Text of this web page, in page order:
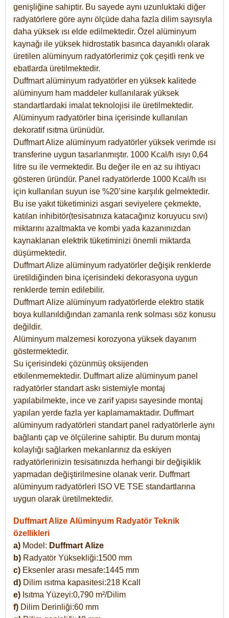
genişliğine sahiptir. Bu sayede aynı uzunluktaki diğer
radyatörlere göre aynı ölçüde daha fazla dilim sayısıyla
daha yüksek ısı elde edilmektedir. Özel alüminyum
kaynağı ile yüksek hidrostatik basınca dayanıklı olarak
üretilen alüminyum radyatörlerimiz çok çeşitli renk ve
ebatlarda üretilmektedir.
Duffmart alüminyum radyatörler en yüksek kalitede
alüminyum ham maddeler kullanılarak yüksek
standartlardaki imalat teknolojisi ile üretilmektedir.
Alüminyum radyatörler bina içerisinde kullanılan
dekoratif ısıtma ürünüdür.
Duffmart Alize alüminyum radyatörler yüksek verimde ısı
transferine uygun tasarlanmıştır. 1000 Kcal/h ısıyı 0,64
litre su ile vermektedir. Bu değer ile en az su ihtiyacı
gösteren üründür. Panel radyatörlerde 1000 Kcal/h ısı
için kullanılan suyun ise %20’sine karşılık gelmektedir.
Bu ise yakıt tüketiminizi asgari seviyelere çekmekte,
katılan inhibitör(tesisatınıza katacağınız koruyucu sıvı)
miktarını azaltmakta ve kombi yada kazanınızdan
kaynaklanan elektrik tüketiminizi önemli miktarda
düşürmektedir.
Duffmart Alize alüminyum radyatörler değişik renklerde
üretildiğinden bina içerisindeki dekorasyona uygun
renklerde temin edilebilir.
DuffmartAlize alüminyum radyatörlerde elektro statik
boya kullanıldığından zamanla renk solması söz konusu
değildir.
Alüminyum malzemesi korozyona yüksek dayanım
göstermektedir.
Su içerisindeki çözünmüş oksijenden
etkilenmemektedir. Duffmart alize alüminyum panel
radyatörler standart askı sistemiyle montaj
yapılabilmekte, ince ve zarif yapısı sayesinde montaj
yapılan yerde fazla yer kaplamamaktadır. Duffmart
alüminyum radyatörleri standart panel radyatörlerle aynı
bağlantı çap ve ölçülerine sahiptir. Bu durum montaj
kolaylığı sağlarken mekanlarınız da eskiyen
radyatörlerinizin tesisatınızda herhangi bir değişiklik
yapmadan değiştirilmesine olanak verir. Duffmart
alüminyum radyatörleri ISO VE TSE standartlarına
uygun olarak üretilmektedir.
Duffmart Alize Alüminyum Radyatör Teknik
özellikleri
a) Model: Duffmart Alize
b) Radyatör Yüksekliği:1500 mm
c) Eksenler arası mesafe:1445 mm
d) Dilim ısıtma kapasitesi:218 Kcall
e) Isıtma Yüzeyi:0,790 m²/Dilim
f) Dilim Derinliği:60 mm